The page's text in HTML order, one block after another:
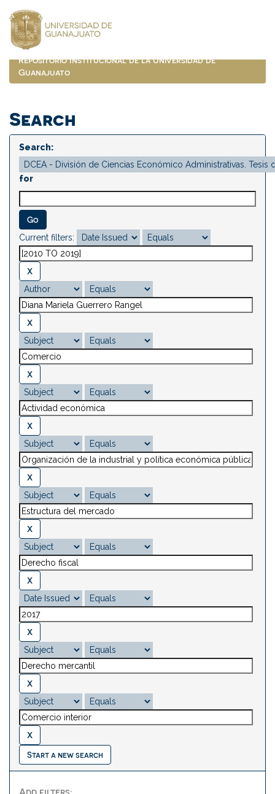
navigation
Repositorio Institucional de la Universidad de
Guanajuato
Search
Search:
for
Current filters:
Start a new search
Add filters: